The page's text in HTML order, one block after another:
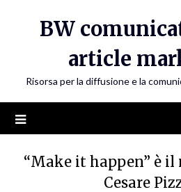
BW
article
Risorsa per la diffusione e la
“Make it happen” è il
Cesare